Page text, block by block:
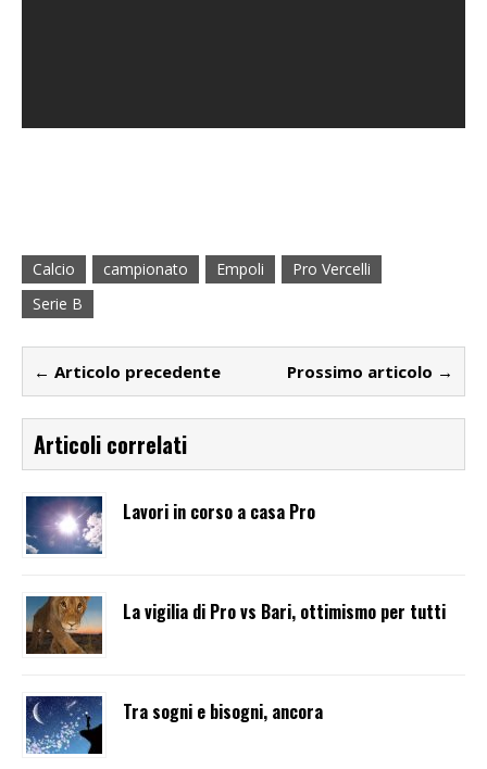
Calcio campionato Empoli
Pro Vercelli
Serie B
← Articolo precedente Prossimo articolo →
Articoli correlati
Lavori in corso a casa Pro
La vigilia di Pro vs Bari, ottimismo per tutti
Tra sogni e bisogni, ancora